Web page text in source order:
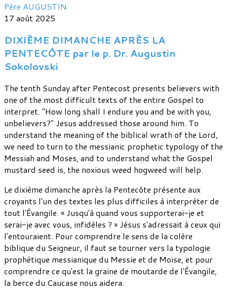
Père AUGUSTIN
17 août 2025
DIXIÈME DIMANCHE APRÈS LA
PENTECÔTE par le p. Dr. Augustin
Sokolovski
The tenth Sunday after Pentecost presents believers with
one of the most difficult texts of the entire Gospel to
interpret. "How long shall I endure you and be with you,
unbelievers?" Jesus addressed those around him. To
understand the meaning of the biblical wrath of the Lord,
we need to turn to the messianic prophetic typology of the
Messiah and Moses, and to understand what the Gospel
mustard seed is, the noxious weed hogweed will help.
Le dixième dimanche après la Pentecôte présente aux
croyants l'un des textes les plus difficiles à interpréter de
tout l'Évangile. « Jusqu'à quand vous supporterai-je et
serai-je avec vous, infidèles ? » Jésus s'adressait à ceux qui
l'entouraient. Pour comprendre le sens de la colère
biblique du Seigneur, il faut se tourner vers la typologie
prophétique messianique du Messie et de Moïse, et pour
comprendre ce qu'est la graine de moutarde de l'Évangile,
la berce du Caucase nous aidera.